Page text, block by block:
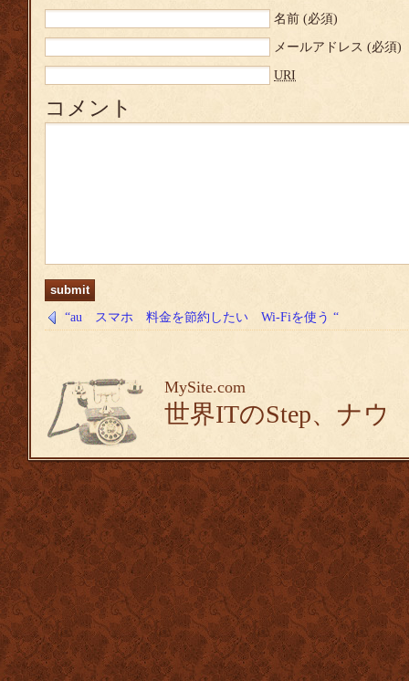
名前 (必須)
メールアドレス (必須)
URI
コメント
“au スマホ 料金を節約したい Wi-Fiを使う “
MySite.com
世界ITのStep、ナウ